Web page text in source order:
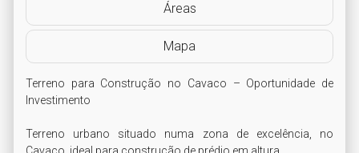
Áreas
Mapa
Terreno para Construção no Cavaco – Oportunidade de
Investimento
Terreno urbano situado numa zona de excelência, no